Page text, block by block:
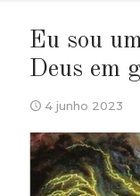
Eu sou
Deus em
4 junho 2023